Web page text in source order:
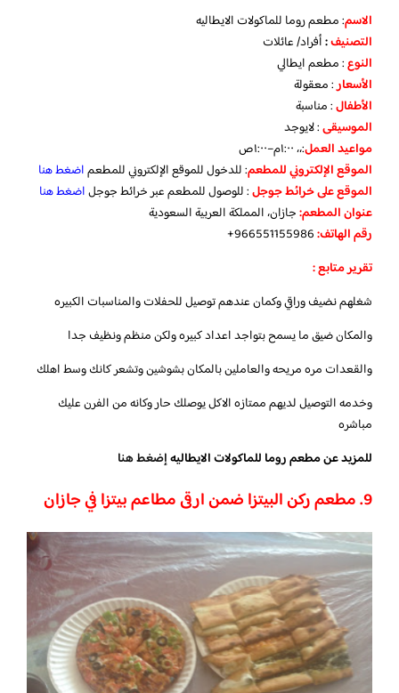
الاسم: مطعم روما للماكولات الايطاليه
التصنيف:أفراد/ عائلات
النوع: مطعم ايطالي
الأسعار: معقولة
الأطفال: مناسبة
الموسيقى: لايوجد
مواعيدالعمل:،، ١:٠٠م–١:٠٠ص
الموقعالإلكترونيللمطعم: للدخول للموقع الإلكتروني للمطعماضغط هنا
الموقععلىخرائطجوجل: للوصول للمطعم عبر خرائط جوجلاضغط هنا
عنوان المطعم:جازان، المملكة العربية السعودية
رقم الهاتف:
تقرير متابع :
شغلهم نضيف وراقي وكمان عندهم توصيل للحفلات والمناسبات الكبيره
والمكان ضيق ما يسمح بتواجد اعداد كبيره ولكن منظم ونظيف جدا
والقعدات مره مريحه والعاملين بالمكان بشوشين وتشعر كانك وسط اهلك
وخدمه التوصيل لديهم ممتازه الاكل يوصلك حار وكانه من الفرن عليك
مباشره
للمزيد عن مطعم روما للماكولات الايطاليهإضغط هنا
9. مطعم ركن البيتزا ضمن ارقى مطاعم بيتزا في جازان